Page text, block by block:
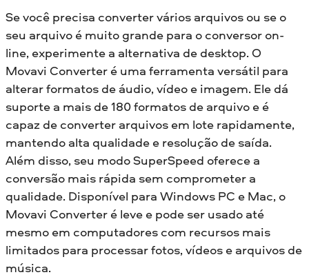
Se você precisa converter vários arquivos ou se o
seu arquivo é muito grande para o conversor on-
line, experimente a alternativa de desktop. O
Movavi Converter é uma ferramenta versátil para
alterar formatos de áudio, vídeo e imagem. Ele dá
suporte a mais de 180 formatos de arquivo e é
capaz de converter arquivos em lote rapidamente,
mantendo alta qualidade e resolução de saída.
Além disso, seu modo SuperSpeed oferece a
conversão mais rápida sem comprometer a
qualidade. Disponível para Windows PC e Mac, o
Movavi Converter é leve e pode ser usado até
mesmo em computadores com recursos mais
limitados para processar fotos, vídeos e arquivos de
música.